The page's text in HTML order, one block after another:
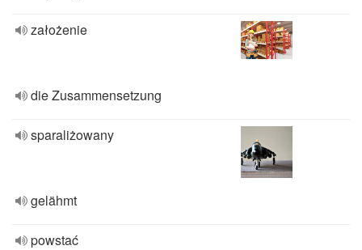
założenie
die Zusammensetzung
sparaliżowany
gelähmt
powstać